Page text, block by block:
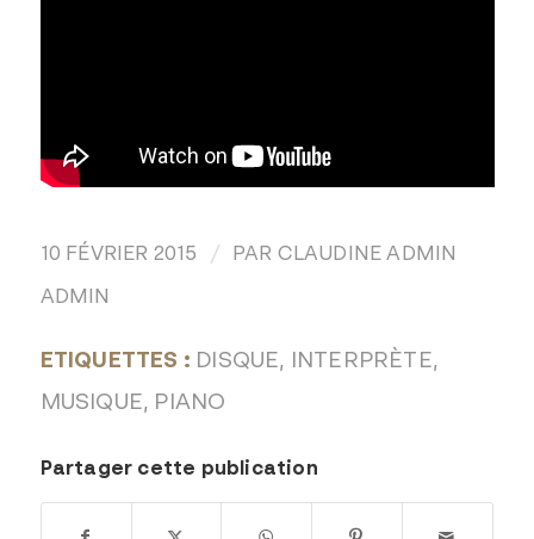
10 FÉVRIER 2015 / PAR CLAUDINE ADMIN
ADMIN
ETIQUETTES : DISQUE, INTERPRÈTE,
MUSIQUE, PIANO
Partager cette publication